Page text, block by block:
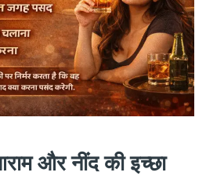
और नींद की इच्छा